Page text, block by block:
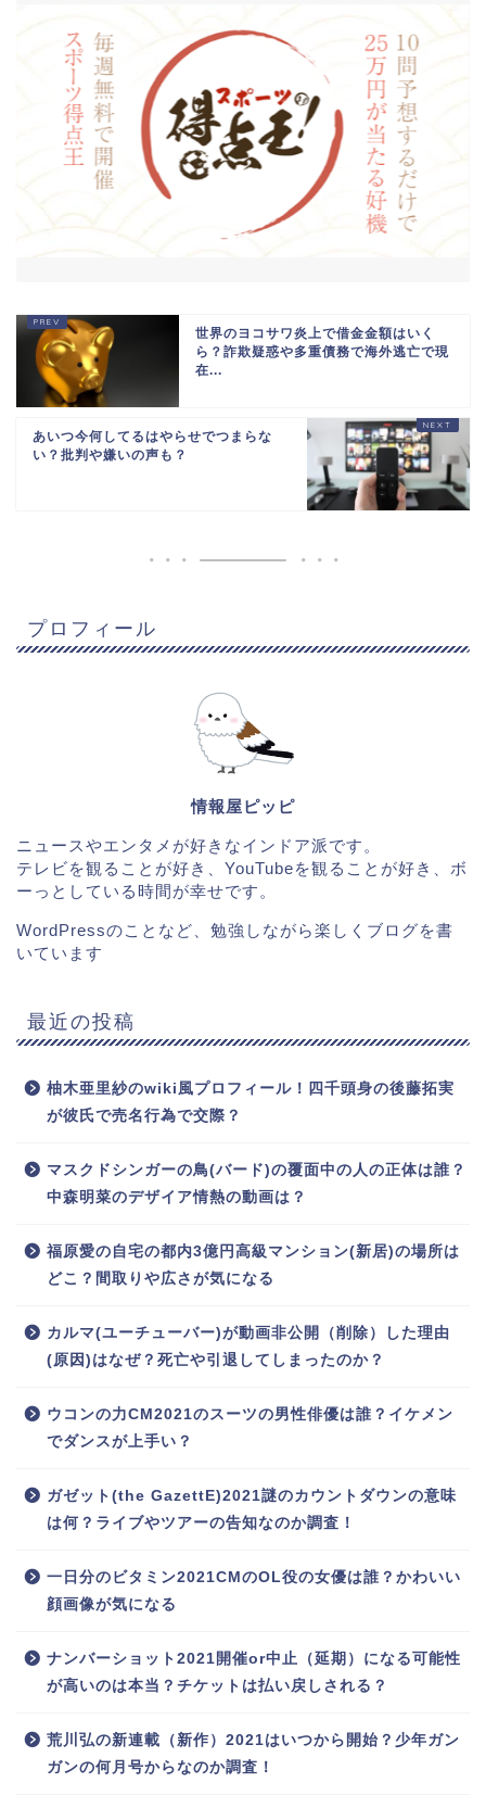
世界のヨコサワ炎上で借金金額はいく
ら？詐欺疑惑や多重債務で海外逃亡で現
在...
あいつ今何してるはやらせでつまらな
い？批判や嫌いの声も？
プロフィール
情報屋ピッピ
ニュースやエンタメが好きなインドア派です。
テレビを観ることが好き、YouTubeを観ることが好き、ボ
ーっとしている時間が幸せです。
WordPressのことなど、勉強しながら楽しくブログを書
いています
最近の投稿
柚木亜里紗のwiki風プロフィール！四千頭身の後藤拓実
が彼氏で売名行為で交際？
マスクドシンガーの鳥(バード)の覆面中の人の正体は誰？
中森明菜のデザイア情熱の動画は？
福原愛の自宅の都内3億円高級マンション(新居)の場所は
どこ？間取りや広さが気になる
カルマ(ユーチューバー)が動画非公開（削除）した理由
(原因)はなぜ？死亡や引退してしまったのか？
ウコンの力CM2021のスーツの男性俳優は誰？イケメン
でダンスが上手い？
ガゼット(the GazettE)2021謎のカウントダウンの意味
は何？ライブやツアーの告知なのか調査！
一日分のビタミン2021CMのOL役の女優は誰？かわいい
顔画像が気になる
ナンバーショット2021開催or中止（延期）になる可能性
が高いのは本当？チケットは払い戻しされる？
荒川弘の新連載（新作）2021はいつから開始？少年ガン
ガンの何月号からなのか調査！